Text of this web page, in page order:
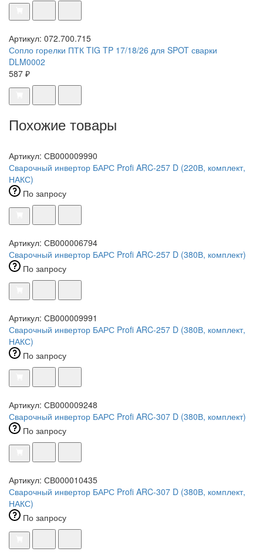
Артикул: 072.700.715
Сопло горелки ПТК TIG TP 17/18/26 для SPOT сварки
DLM0002
587 ₽
Похожие товары
Артикул: СВ000009990
Сварочный инвертор БАРС Profi ARC-257 D (220В, комплект,
НАКС)
По запросу
Артикул: СВ000006794
Сварочный инвертор БАРС Profi ARC-257 D (380В, комплект)
По запросу
Артикул: СВ000009991
Сварочный инвертор БАРС Profi ARC-257 D (380В, комплект,
НАКС)
По запросу
Артикул: СВ000009248
Сварочный инвертор БАРС Profi ARC-307 D (380В, комплект)
По запросу
Артикул: СВ000010435
Сварочный инвертор БАРС Profi ARC-307 D (380В, комплект,
НАКС)
По запросу